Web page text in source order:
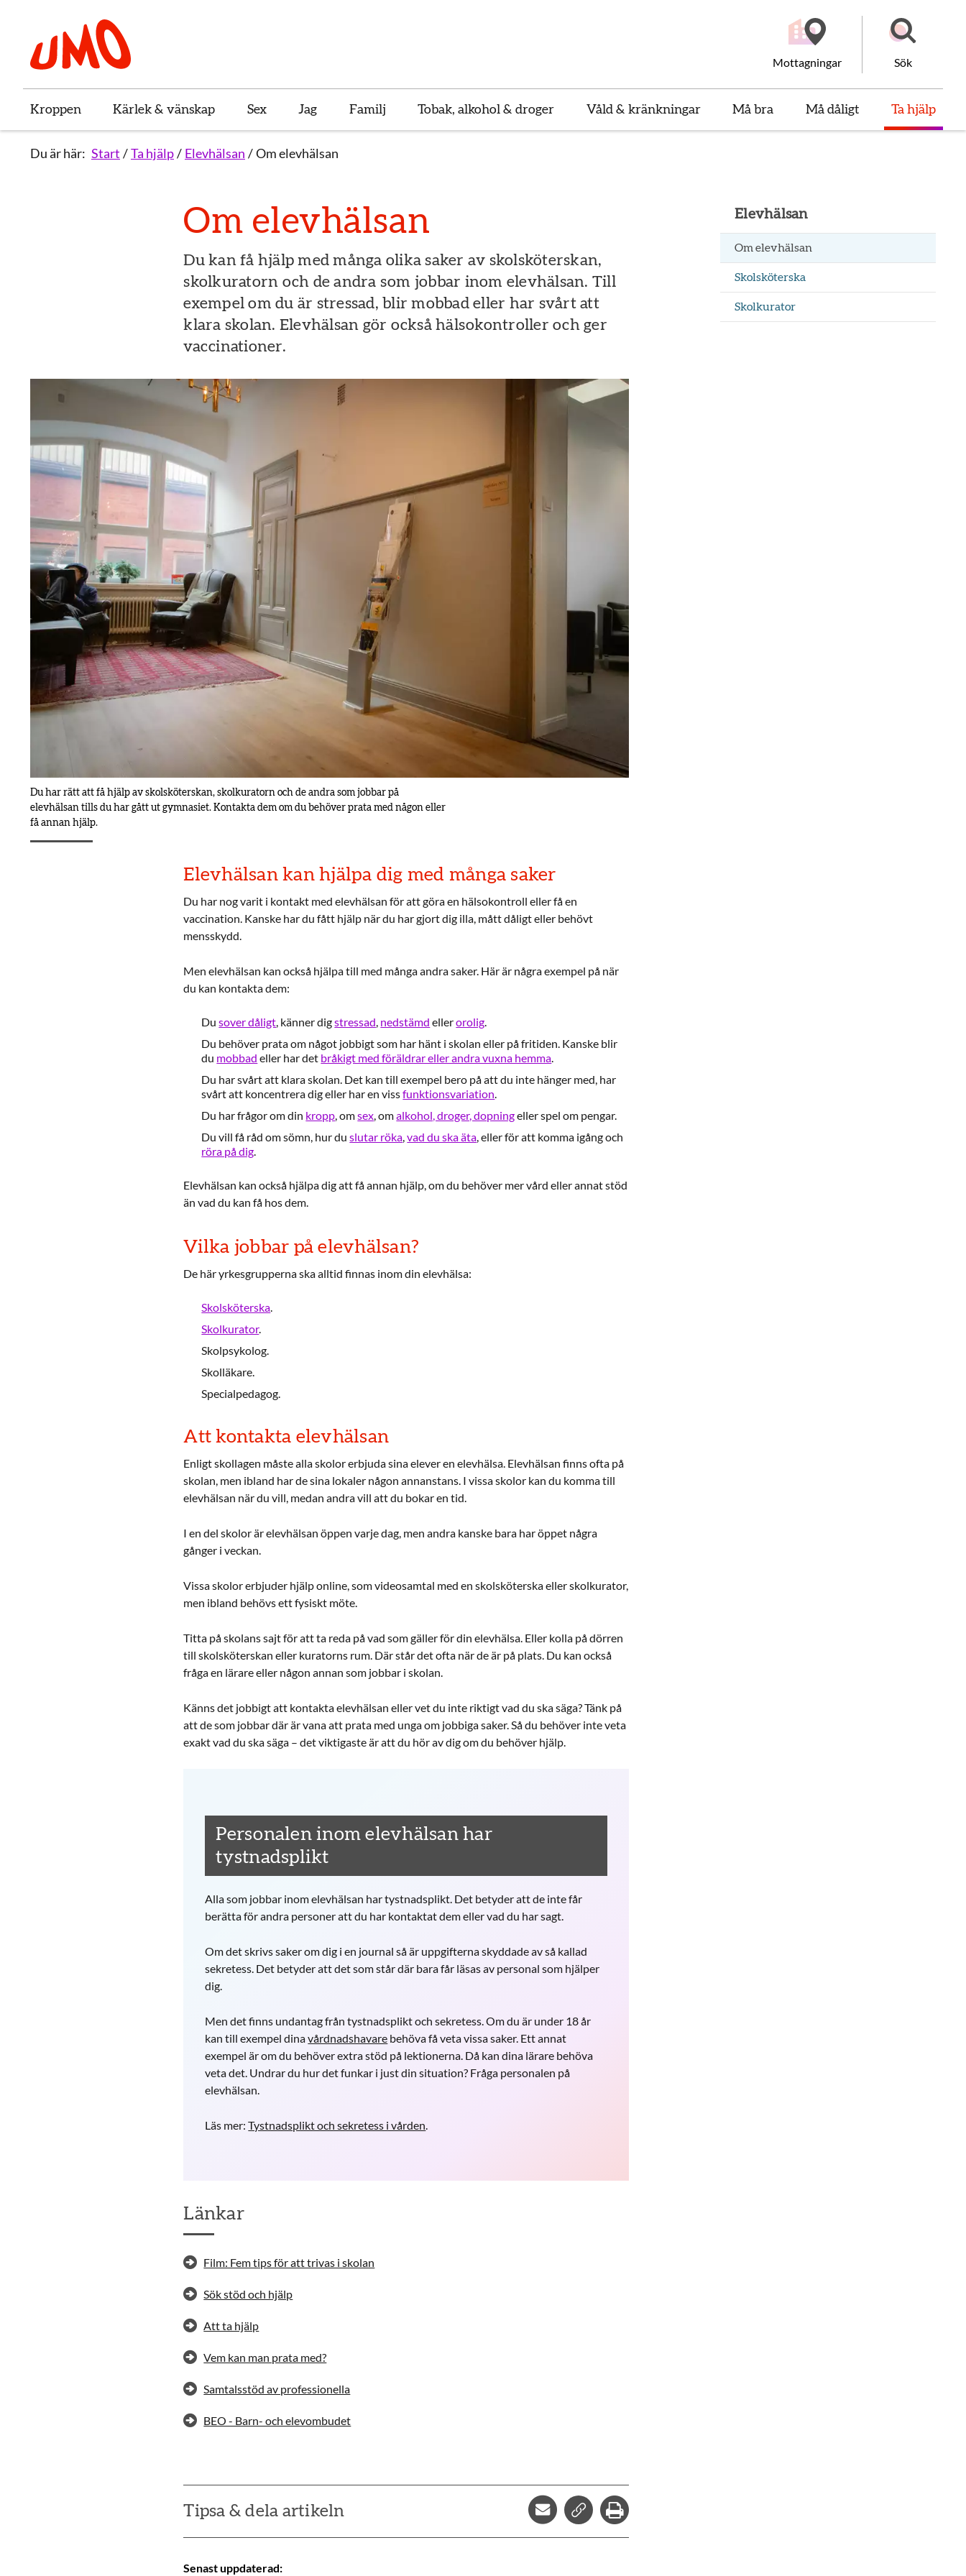
Till startsidan för Umo
Mottagningar Sök
Kroppen Kärlek & vänskap Sex Jag Familj Tobak, alkohol & droger Våld & kränkningar Må bra Må dåligt Ta hjälp
Du är här: Start Ta hjälp Elevhälsan Om elevhälsan
Om elevhälsan
Du kan få hjälp med många olika saker av skolsköterskan,
skolkuratorn och de andra som jobbar inom elevhälsan. Till
exempel om du är stressad, blir mobbad eller har svårt att
klara skolan. Elevhälsan gör också hälsokontroller och ger
vaccinationer.
Du har rätt att få hjälp av skolsköterskan, skolkuratorn och de andra som jobbar på
elevhälsan tills du har gått ut gymnasiet. Kontakta dem om du behöver prata med någon eller
få annan hjälp.
Elevhälsan kan hjälpa dig med många saker
Du har nog varit i kontakt med elevhälsan för att göra en hälsokontroll eller få en
vaccination. Kanske har du fått hjälp när du har gjort dig illa, mått dåligt eller behövt
mensskydd.
Men elevhälsan kan också hjälpa till med många andra saker. Här är några exempel på när
du kan kontakta dem:
Dusover dåligt , känner digstressad nedstämd ellerorolig
Du behöver prata om något jobbigt som har hänt i skolan eller på fritiden. Kanske blir
du mobbad eller har det bråkigt med föräldrar eller andra vuxna hemma
Du har svårt att klara skolan. Det kan till exempel bero på att du inte hänger med, har
svårt att koncentrera dig eller har en vissfunktionsvariation
Du har frågor om din kropp , omsex , omalkohol, droger, dopningeller spel om pengar.
Du vill få råd om sömn, hur duslutar röka ,vad du ska äta , eller för att komma igång och
röra på dig
Elevhälsan kan också hjälpa dig att få annan hjälp, om du behöver mer vård eller annat stöd
än vad du kan få hos dem.
Vilka jobbar på elevhälsan?
De här yrkesgrupperna ska alltid finnas inom din elevhälsa:
Skolsköterska
Skolkurator.
Skolpsykolog.
Skolläkare.
Specialpedagog.
Att kontakta elevhälsan
Enligt skollagen måste alla skolor erbjuda sina elever en elevhälsa. Elevhälsan finns ofta på
skolan, men ibland har de sina lokaler någon annanstans. I vissa skolor kan du komma till
elevhälsan när du vill, medan andra vill att du bokar en tid.
I en del skolor är elevhälsan öppen varje dag, men andra kanske bara har öppet några
gånger i veckan.
Vissa skolor erbjuder hjälp online, som videosamtal med en skolsköterska eller skolkurator,
men ibland behövs ett fysiskt möte.
Titta på skolans sajt för att ta reda på vad som gäller för din elevhälsa. Eller kolla på dörren
till skolsköterskan eller kuratorns rum. Där står det ofta när de är på plats. Du kan också
fråga en lärare eller någon annan som jobbar i skolan.
Känns det jobbigt att kontakta elevhälsan eller vet du inte riktigt vad du ska säga? Tänk på
att de som jobbar där är vana att prata med unga om jobbiga saker. Så du behöver inte veta
exakt vad du ska säga – det viktigaste är att du hör av dig om du behöver hjälp.
Personalen inom elevhälsan har
tystnadsplikt
Alla som jobbar inom elevhälsan har tystnadsplikt. Det betyder att de inte får
berätta för andra personer att du har kontaktat dem eller vad du har sagt.
Om det skrivs saker om dig i en journal så är uppgifterna skyddade av så kallad
sekretess. Det betyder att det som står där bara får läsas av personal som hjälper
dig.
Men det finns undantag från tystnadsplikt och sekretess. Om du är under 18 år
kan till exempel dinavårdnadshavare behöva få veta vissa saker. Ett annat
exempel är om du behöver extra stöd på lektionerna. Då kan dina lärare behöva
veta det. Undrar du hur det funkar i just din situation? Fråga personalen på
elevhälsan.
Läs mer:Tystnadsplikt och sekretess i vården
Länkar
Film: Fem tips för att trivas i skolan
Sök stöd och hjälp
Att ta hjälp
Vem kan man prata med?
Samtalsstöd av professionella
BEO - Barn- och elevombudet
Tipsa & dela artikeln
Dela via mejlKopiera länk
Senast uppdaterad:
Elevhälsan
Om elevhälsan
Skolsköterska
Skolkurator